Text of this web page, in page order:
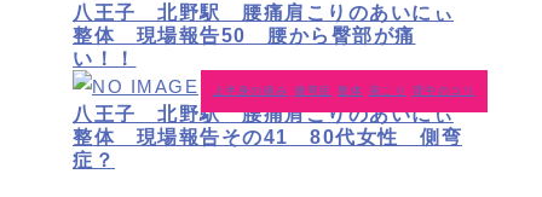
八王子 北野駅 腰痛肩こりのあいにぃ
整体 現場報告50 腰から臀部が痛
い！！
上半身の痛み 側弯症 整体 肩こり 背中のコリ
八王子 北野駅 腰痛肩こりのあいにぃ
整体 現場報告その41 80代女性 側弯
症？